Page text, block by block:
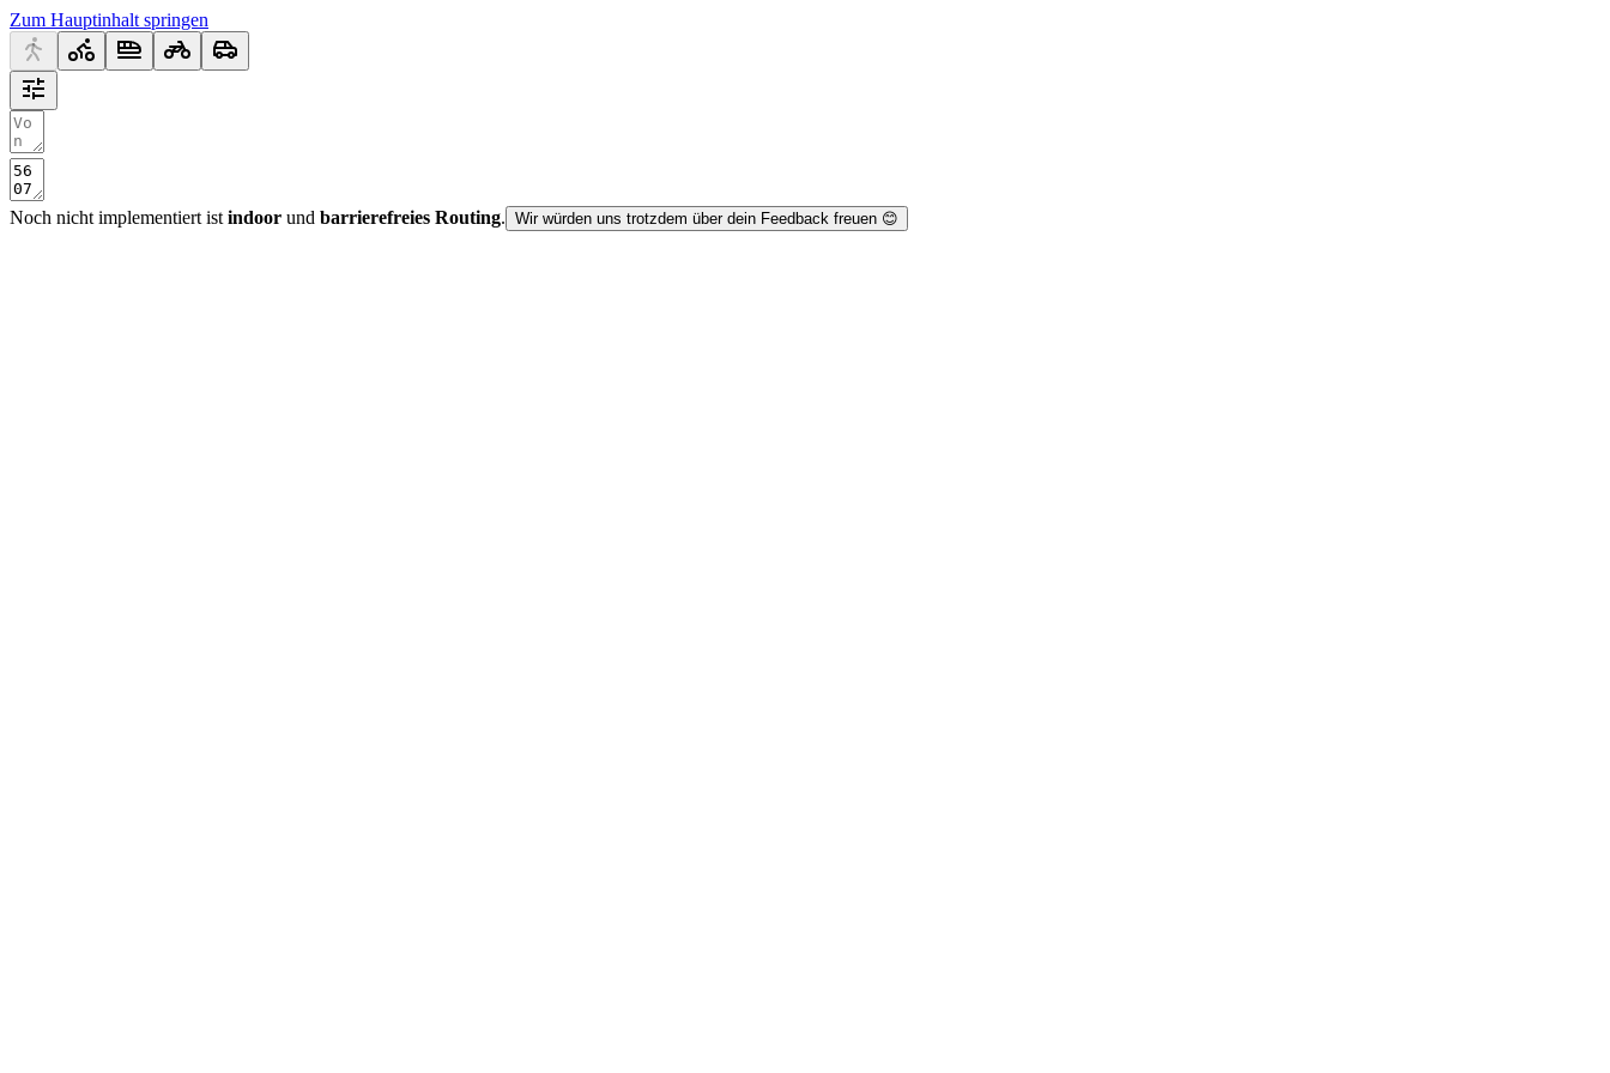
Zum Hauptinhalt springen
Noch nicht implementiert ist indoor und barrierefreies Routing. Wir würden uns trotzdem über dein Feedback freuen 😊